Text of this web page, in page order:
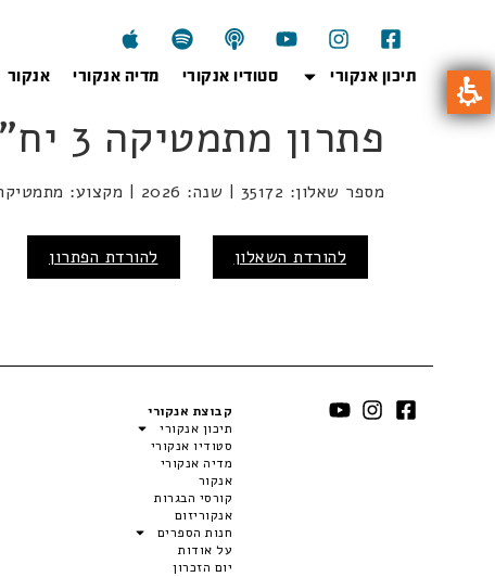
תיכון אנקורי סטודיו אנקורי מדיה אנקורי אנקור
פתרון מתמטיקה 3 יח"ל, שאלון 35172, מועד קיץ 26
מספר שאלון: 35172 | שנה: 2026 | מקצוע: מתמטיקה | מועד: קיץ
להורדת השאלון להורדת הפתרון
קבוצת אנקורי
תיכון אנקורי
סטודיו אנקורי
מדיה אנקורי
אנקור
קורסי הבגרות
אנקוריזום
חנות הספרים
על אודות
יום הזכרון